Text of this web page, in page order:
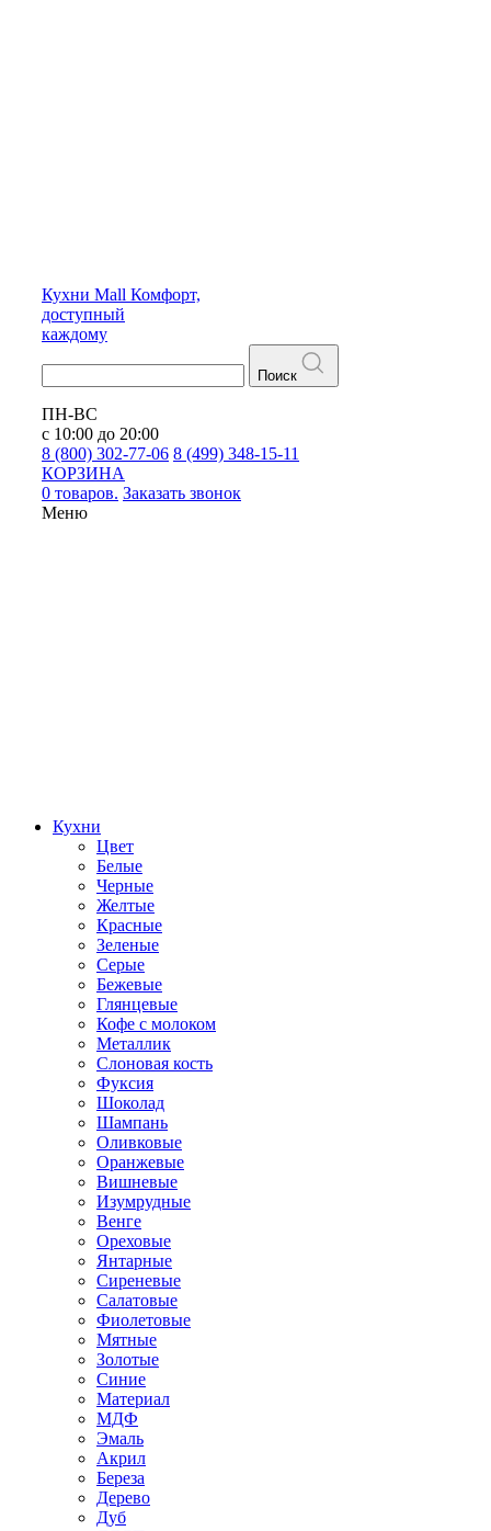
Кухни Mall Комфорт,
доступный
каждому
Поиск
ПН-ВС
с 10:00 до 20:00
8 (800) 302-77-06 8 (499) 348-15-11
КОРЗИНА
0 товаров. Заказать звонок
Меню
Кухни
Цвет
Белые
Черные
Желтые
Красные
Зеленые
Серые
Бежевые
Глянцевые
Кофе с молоком
Металлик
Слоновая кость
Фуксия
Шоколад
Шампань
Оливковые
Оранжевые
Вишневые
Изумрудные
Венге
Ореховые
Янтарные
Сиреневые
Салатовые
Фиолетовые
Мятные
Золотые
Синие
Материал
МДФ
Эмаль
Акрил
Береза
Дерево
Дуб